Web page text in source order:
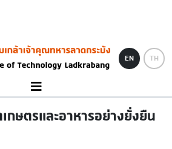
EN TH
กษตรและอาหารอย่างยั่งยืน